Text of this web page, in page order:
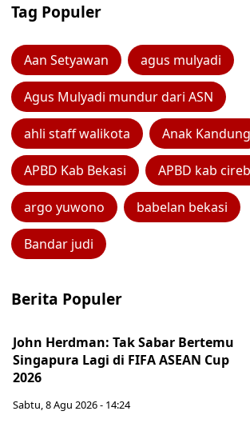
Tag Populer
Aan Setyawan agus mulyadi
Agus Mulyadi mundur dari ASN
ahli staff walikota Anak Kandung
APBD Kab Bekasi APBD kab
argo yuwono babelan bekasi
Bandar judi
Berita Populer
John Herdman: Tak Sabar Bertemu
Singapura Lagi di FIFA ASEAN Cup
2026
Sabtu, 8 Agu 2026 - 14:24